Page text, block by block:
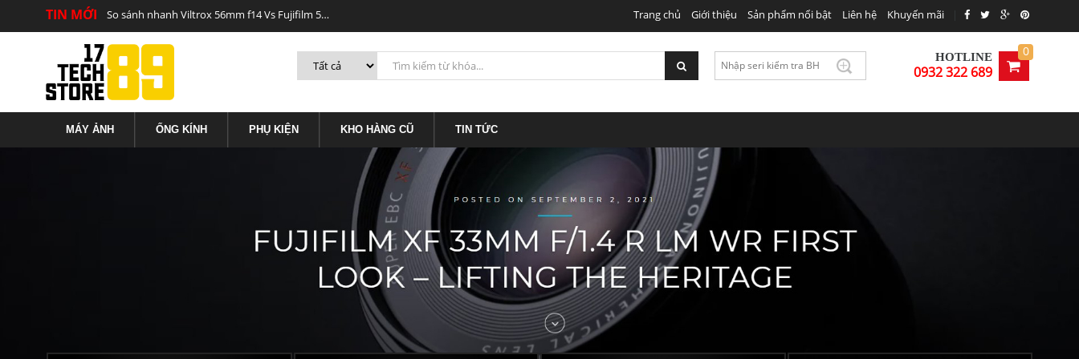
TIN MỚI So sánh nhanh Viltrox 56mm f14 Vs Fujifilm 56mm f12 Trang chủ Giới thiệu Sản phẩm nổi bật Liên hệ Khuyến mãi
HOTLINE
0932 322 689
0
MÁY ẢNH ỐNG KÍNH PHỤ KIỆN KHO HÀNG CŨ TIN TỨC